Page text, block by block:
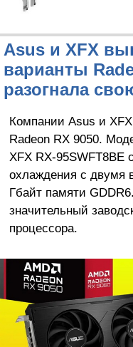
Asus и XFX
варианты
разогнала
Компании Asus и
Radeon RX 9050.
XFX RX-
охлаждения с двумя
Гбайт памяти
значительный
процессора.